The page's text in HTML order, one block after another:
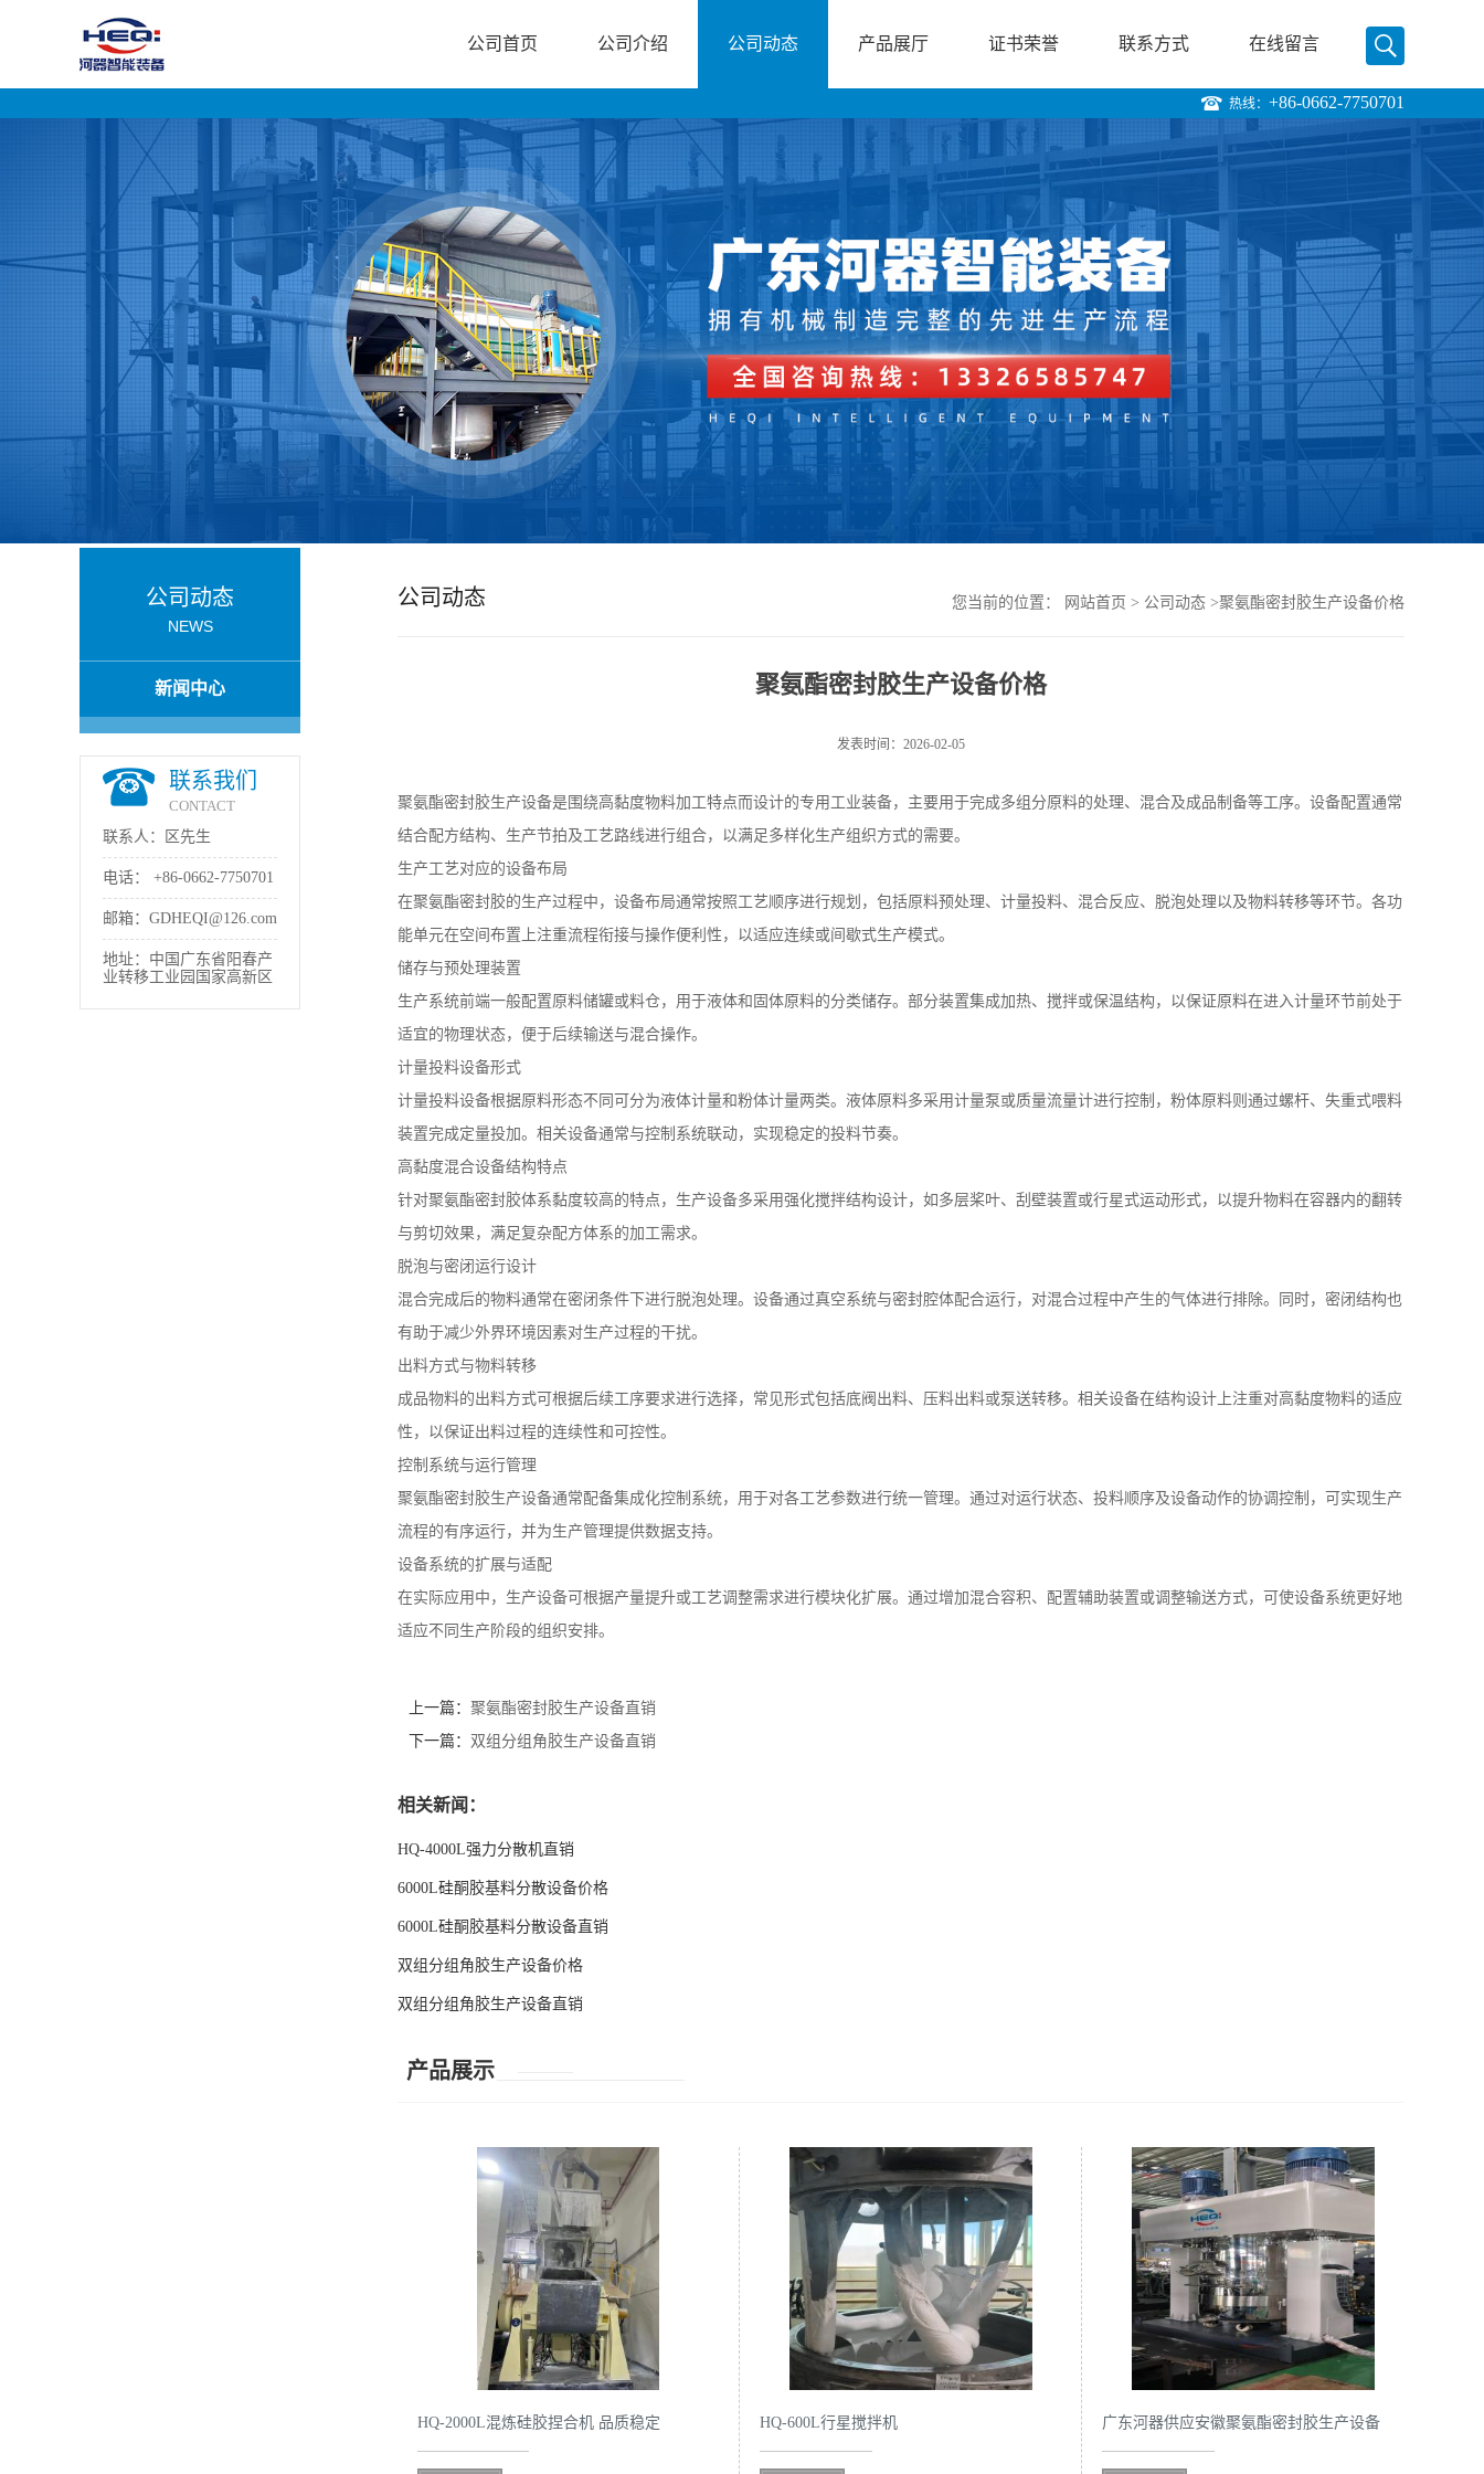
公司首页 公司介绍 公司动态 产品展厅 证书荣誉 联系方式 在线留言
热线： +86-0662-7750701
公司动态
NEWS
新闻中心
联系我们
CONTACT
联系人：区先生
电话： +86-0662-7750701
邮箱： GDHEQI@126.com
地址：中国广东省阳春产
业转移工业园国家高新区
公司动态 您当前的位置： 网站首页 > 公司动态 >聚氨酯密封胶生产设备价格
聚氨酯密封胶生产设备价格
发表时间：2026-02-05
聚氨酯密封胶生产设备是围绕高黏度物料加工特点而设计的专用工业装备，主要用于完成多组分原料的处理、混合及成品制备等工序。设备配置通常
结合配方结构、生产节拍及工艺路线进行组合，以满足多样化生产组织方式的需要。
生产工艺对应的设备布局
在聚氨酯密封胶的生产过程中，设备布局通常按照工艺顺序进行规划，包括原料预处理、计量投料、混合反应、脱泡处理以及物料转移等环节。各功
能单元在空间布置上注重流程衔接与操作便利性，以适应连续或间歇式生产模式。
储存与预处理装置
生产系统前端一般配置原料储罐或料仓，用于液体和固体原料的分类储存。部分装置集成加热、搅拌或保温结构，以保证原料在进入计量环节前处于
适宜的物理状态，便于后续输送与混合操作。
计量投料设备形式
计量投料设备根据原料形态不同可分为液体计量和粉体计量两类。液体原料多采用计量泵或质量流量计进行控制，粉体原料则通过螺杆、失重式喂料
装置完成定量投加。相关设备通常与控制系统联动，实现稳定的投料节奏。
高黏度混合设备结构特点
针对聚氨酯密封胶体系黏度较高的特点，生产设备多采用强化搅拌结构设计，如多层桨叶、刮壁装置或行星式运动形式，以提升物料在容器内的翻转
与剪切效果，满足复杂配方体系的加工需求。
脱泡与密闭运行设计
混合完成后的物料通常在密闭条件下进行脱泡处理。设备通过真空系统与密封腔体配合运行，对混合过程中产生的气体进行排除。同时，密闭结构也
有助于减少外界环境因素对生产过程的干扰。
出料方式与物料转移
成品物料的出料方式可根据后续工序要求进行选择，常见形式包括底阀出料、压料出料或泵送转移。相关设备在结构设计上注重对高黏度物料的适应
性，以保证出料过程的连续性和可控性。
控制系统与运行管理
聚氨酯密封胶生产设备通常配备集成化控制系统，用于对各工艺参数进行统一管理。通过对运行状态、投料顺序及设备动作的协调控制，可实现生产
流程的有序运行，并为生产管理提供数据支持。
设备系统的扩展与适配
在实际应用中，生产设备可根据产量提升或工艺调整需求进行模块化扩展。通过增加混合容积、配置辅助装置或调整输送方式，可使设备系统更好地
适应不同生产阶段的组织安排。
上一篇： 聚氨酯密封胶生产设备直销
下一篇： 双组分组角胶生产设备直销
相关新闻：
HQ-4000L强力分散机直销
6000L硅酮胶基料分散设备价格
6000L硅酮胶基料分散设备直销
双组分组角胶生产设备价格
双组分组角胶生产设备直销
产品展示
HQ-2000L混炼硅胶捏合机 品质稳定 HQ-600L行星搅拌机 广东河器供应安徽聚氨酯密封胶生产设备